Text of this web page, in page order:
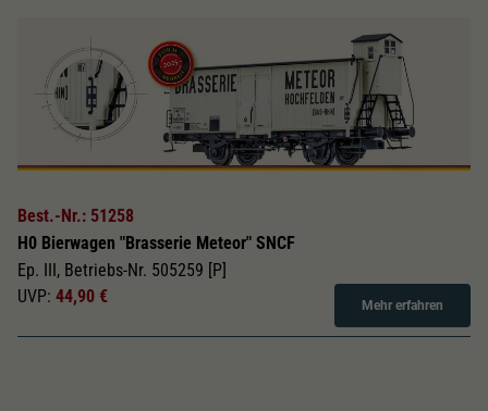
Best.-Nr.: 51258
H0 Bierwagen "Brasserie Meteor" SNCF
Ep. III, Betriebs-Nr. 505259 [P]
UVP: 44,90 € Mehr erfahren